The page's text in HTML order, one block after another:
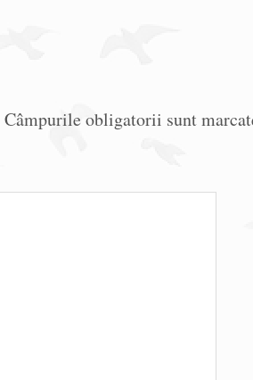
Câmpurile obligatorii sunt